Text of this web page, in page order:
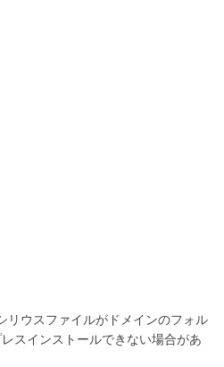
リウスファイルがドメインのフォル
スインストールできない場合があ